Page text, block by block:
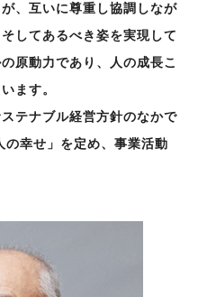
、互いに尊重し協調しなが
してあるべき姿を実現して
原動力であり、人の成長こ
ます。
テナブル経営方針のなかで
幸せ」を定め、事業活動